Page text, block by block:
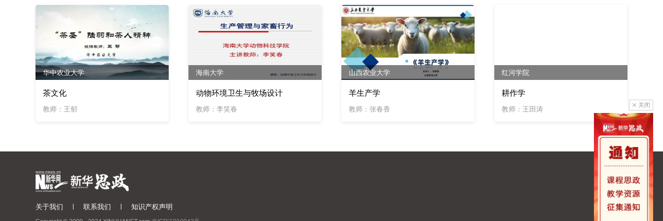
华中农业大学
茶文化
教师：王郁
海南大学
动物环境卫生与牧场设计
教师：李笑春
山西农业大学
羊生产学
教师：张春香
红河学院
耕作学
教师：王田涛 关闭
关于我们 联系我们 知识产权声明